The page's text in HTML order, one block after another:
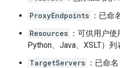
ProxyEndpoints ：已命
Resources ：可供用户使
Python、Java、XSLT）
TargetServers ：已命